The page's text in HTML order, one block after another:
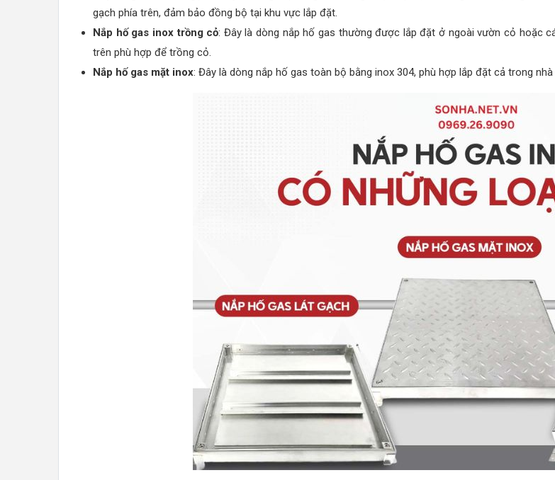
gạch phía trên, đảm bảo đồng bộ tại khu vực lắp đặt.
Nắp hố gas inox trồng cỏ: Đây là dòng nắp hố gas thường được lắp đặt ở ngoài vườn cỏ hoặc
trên phù hợp để trồng cỏ.
Nắp hố gas mặt inox: Đây là dòng nắp hố gas toàn bộ bằng inox 304, phù hợp lắp đặt cả trong